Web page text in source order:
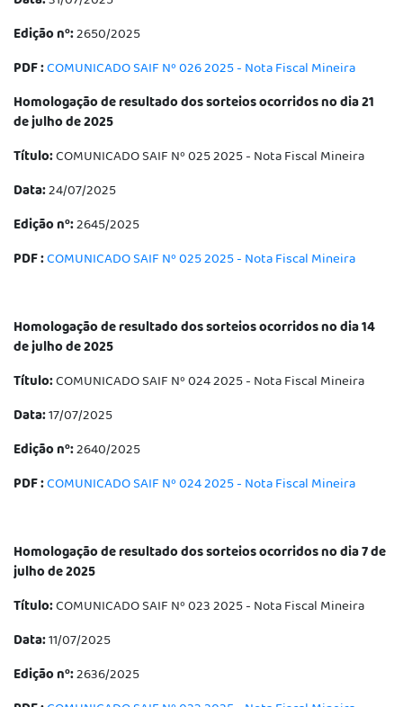
Edição nº:2650/2025
PDF :COMUNICADO SAIF Nº 026 2025 - Nota Fiscal Mineira
Homologação de resultado dos sorteios ocorridos no dia 21
de julho de 2025
Título:COMUNICADO SAIF Nº 025 2025 - Nota Fiscal Mineira
Data:24/07/2025
Edição nº:2645/2025
PDF :COMUNICADO SAIF Nº 025 2025 - Nota Fiscal Mineira
Homologação de resultado dos sorteios ocorridos no dia 14
de julho de 2025
Título:COMUNICADO SAIF Nº 024 2025 - Nota Fiscal Mineira
Data:17/07/2025
Edição nº:2640/2025
PDF :COMUNICADO SAIF Nº 024 2025 - Nota Fiscal Mineira
Homologação de resultado dos sorteios ocorridos no dia 7 de
julho de 2025
Título:COMUNICADO SAIF Nº 023 2025 - Nota Fiscal Mineira
Data:11/07/2025
Edição nº:2636/2025